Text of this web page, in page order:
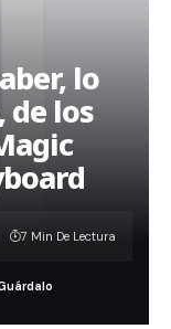
lo
de los
7 Min De Lectura